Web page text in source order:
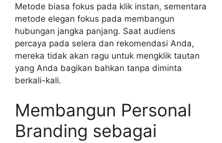
Metode biasa fokus pada klik instan, sementara
metode elegan fokus pada membangun
hubungan jangka panjang. Saat audiens
percaya pada selera dan rekomendasi Anda,
mereka tidak akan ragu untuk mengklik tautan
yang Anda bagikan bahkan tanpa diminta
berkali-kali.
Membangun Personal
Branding sebagai